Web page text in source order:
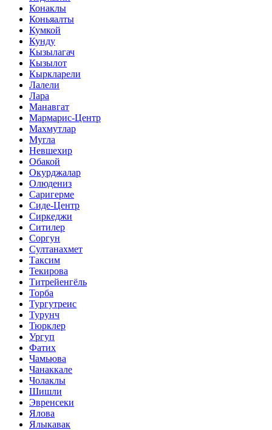
Конаклы
Коньяалты
Кумкой
Кунду
Кызылагач
Кызылот
Кыркларели
Лалели
Лара
Манавгат
Мармарис-Центр
Махмутлар
Мугла
Невшехир
Обакой
Окурджалар
Олюдениз
Саригерме
Сиде-Центр
Сиркеджи
Ситилер
Соргун
Султанахмет
Таксим
Текирова
Титрейенгёль
Торба
Тургутреис
Турунч
Тюрклер
Ургуп
Фатих
Чамьюва
Чанаккале
Чолаклы
Шишли
Эвренсеки
Ялова
Ялыкавак